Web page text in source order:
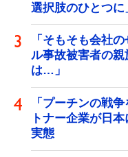
選択肢のひとつに
「そもそも会社
ル事故被害者の
は…」
「プーチンの戦
トナー企業が日
実態